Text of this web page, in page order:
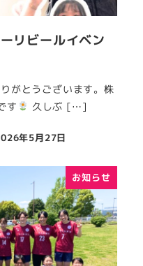
リビールイベン
がとうございます。株
す
久しぶ […]
年5月27日
お知らせ